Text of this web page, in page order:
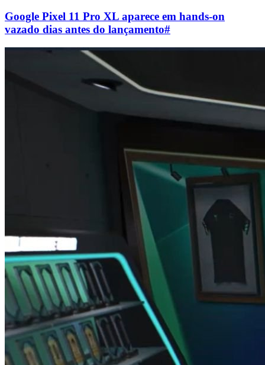
Google Pixel 11 Pro XL aparece em hands-on
vazado dias antes do lançamento#